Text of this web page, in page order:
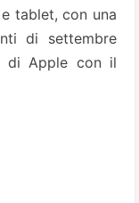
tablet, con una
di settembre
di Apple con il